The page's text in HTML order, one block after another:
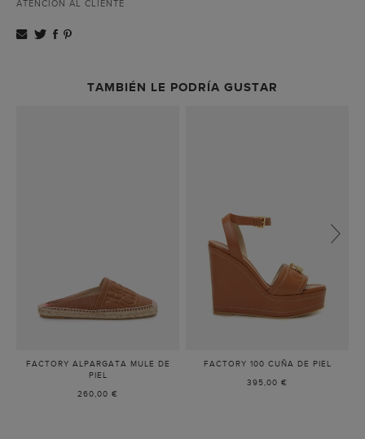
ATENCIÓN AL CLIENTE
TAMBIÉN LE PODRÍA GUSTAR
FACTORY ALPARGATA MULE DE
PIEL
260,00 €
FACTORY 100 CUÑA DE PIEL
395,00 €